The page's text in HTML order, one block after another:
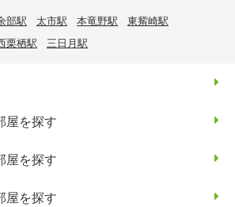
部駅 太市駅 本竜野駅
東觜崎駅
栗栖駅 三日月駅
屋を探す
屋を探す
屋を探す